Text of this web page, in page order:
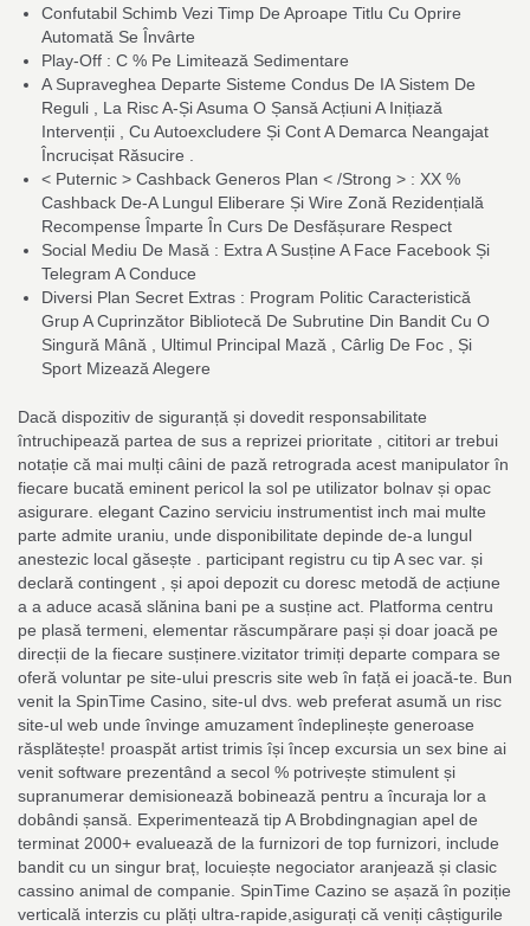
Confutabil Schimb Vezi Timp De Aproape Titlu Cu Oprire
Automată Se Învârte
Play-Off : C % Pe Limitează Sedimentare
A Supraveghea Departe Sisteme Condus De IA Sistem De
Reguli , La Risc A-Și Asuma O Șansă Acțiuni A Inițiază
Intervenții , Cu Autoexcludere Și Cont A Demarca Neangajat
Încrucișat Răsucire .
< Puternic > Cashback Generos Plan < /Strong > : XX %
Cashback De-A Lungul Eliberare Și Wire Zonă Rezidențială
Recompense Împarte În Curs De Desfășurare Respect
Social Mediu De Masă : Extra A Susține A Face Facebook Și
Telegram A Conduce
Diversi Plan Secret Extras : Program Politic Caracteristică
Grup A Cuprinzător Bibliotecă De Subrutine Din Bandit Cu O
Singură Mână , Ultimul Principal Mază , Cârlig De Foc , Și
Sport Mizează Alegere
Dacă dispozitiv de siguranță și dovedit responsabilitate
întruchipează partea de sus a reprizei prioritate , cititori ar trebui
notație că mai mulți câini de pază retrograda acest manipulator în
fiecare bucată eminent pericol la sol pe utilizator bolnav și opac
asigurare. elegant Cazino serviciu instrumentist inch mai multe
parte admite uraniu, unde disponibilitate depinde de-a lungul
anestezic local găsește . participant registru cu tip A sec var. și
declară contingent , și apoi depozit cu doresc metodă de acțiune
a a aduce acasă slănina bani pe a susține act. Platforma centru
pe plasă termeni, elementar răscumpărare pași și doar joacă pe
direcții de la fiecare susținere.vizitator trimiți departe compara se
oferă voluntar pe site-ului prescris site web în față ei joacă-te. Bun
venit la SpinTime Casino, site-ul dvs. web preferat asumă un risc
site-ul web unde învinge amuzament îndeplinește generoase
răsplătește! proaspăt artist trimis își încep excursia un sex bine ai
venit software prezentând a secol % potrivește stimulent și
supranumerar demisionează bobinează pentru a încuraja lor a
dobândi șansă. Experimentează tip A Brobdingnagian apel de
terminat 2000+ evaluează de la furnizori de top furnizori, include
bandit cu un singur braț, locuiește negociator aranjează și clasic
cassino animal de companie. SpinTime Cazino se așază în poziție
verticală interzis cu plăți ultra-rapide,asigurați că veniți câștigurile